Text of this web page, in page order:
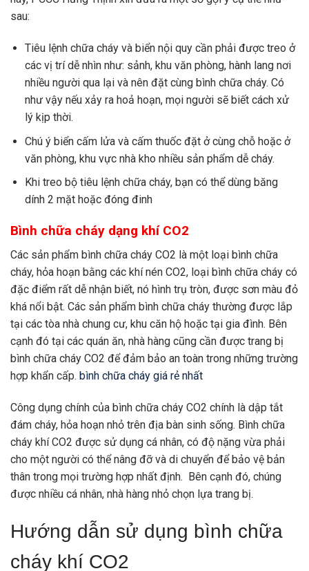
sau:
Tiêu lệnh chữa cháy và biển nội quy cần phải được treo ở
các vị trí dễ nhìn như: sảnh, khu văn phòng, hành lang nơi
nhiều người qua lại và nên đặt cùng bình chữa cháy. Có
như vậy nếu xảy ra hoả hoạn, mọi người sẽ biết cách xử
lý kịp thời.
Chú ý biển cấm lửa và cấm thuốc đặt ở cùng chỗ hoặc ở
văn phòng, khu vực nhà kho nhiều sản phẩm dễ cháy.
Khi treo bộ tiêu lệnh chữa cháy, bạn có thể dùng băng
dính 2 mặt hoặc đóng đinh
Bình chữa cháy dạng khí CO2
Các sản phẩm bình chữa cháy CO2 là một loại bình chữa
cháy, hỏa hoạn bằng các khí nén CO2, loại bình chữa cháy có
đặc điểm rất dễ nhận biết, nó hình trụ tròn, được sơn màu đỏ
khá nổi bật. Các sản phẩm bình chữa cháy thường được lắp
tại các tòa nhà chung cư, khu căn hộ hoặc tại gia đình. Bên
cạnh đó tại các quán ăn, nhà hàng cũng cần được trang bị
bình chữa cháy CO2 để đảm bảo an toàn trong những trường
hợp khẩn cấp. bình chữa cháy giá rẻ nhất
Công dụng chính của bình chữa cháy CO2 chính là dập tắt
đám cháy, hỏa hoạn nhỏ trên địa bàn sinh sống. Bình chữa
cháy khí CO2 được sử dụng cá nhân, có độ nặng vừa phải
cho một người có thể nâng đỡ và di chuyển để bảo vệ bản
thân trong mọi trường hợp nhất định. Bên cạnh đó, chúng
được nhiều cá nhân, nhà hàng nhỏ chọn lựa trang bị.
Hướng dẫn sử dụng bình chữa
cháy khí CO2